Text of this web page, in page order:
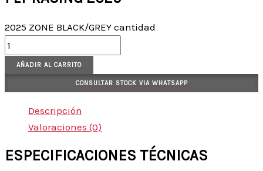
2025 ZONE BLACK/GREY cantidad
AÑADIR AL CARRITO
CONSULTAR STOCK VIA WHATSAPP
Descripción
Valoraciones (0)
ESPECIFICACIONES TÉCNICAS